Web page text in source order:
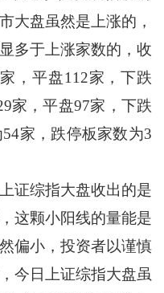
大盘虽然是上涨的，
多于上涨家数的，收
，平盘112家，下跌
家，平盘97家，下跌
家，跌停板家数为3
综指大盘收出的是
这颗小阳线的量能是
偏小，投资者以谨慎
今日上证综指大盘虽